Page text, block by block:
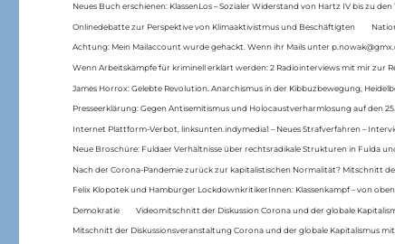
Neues Buch erschienen: KlassenLos – Sozialer Widerstand von Hartz IV bis zu
Onlinedebatte zur Perspektive von Klimaaktivistmus und Beschäftigten
Achtung: Mein Mailaccount wurde gehackt. Wenn ihr Mails unter
Wenn Arbeitskämpfe für kriminell erklärt werden: 2 Radiointerviews mit mir zur
James Horrox: Gelebte Revolution. Anarchismus in der Kibbuzbewegung,
Presseerklärung: Gegen Antisemitismus und Holocaustverharmlosung auf den
Internet Plattform-Verbot, linksunten.indymedia1 – Neues Strafverfahren –
Neue Broschüre: Fuldaer Verhältnisse über rechtsradikale Strukturen in Fulda
Nach der Corona-Pandemie zurück zur kapitalistischen Normalität? Mitschnitt
Felix Klopotek und Hamburger LockdownkritikerInnen: Klassenkampf – von
Demokratie Videomitschnitt der Diskussion Corona und der globale
Mitschnitt der Diskussionsveranstaltung Corona und der globale Kapitalismus mit